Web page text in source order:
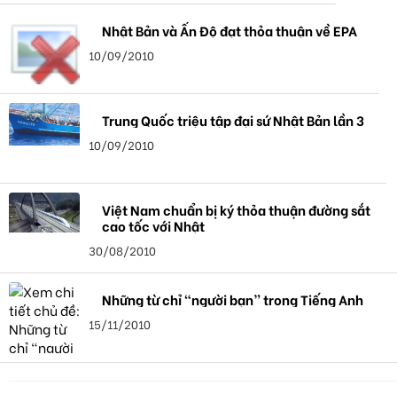
Nhật Bản và Ấn Độ đạt thỏa thuận về EPA
10/09/2010
Trung Quốc triệu tập đại sứ Nhật Bản lần 3
10/09/2010
Việt Nam chuẩn bị ký thỏa thuận đường sắt
cao tốc với Nhật
30/08/2010
Những từ chỉ “người bạn” trong Tiếng Anh
15/11/2010